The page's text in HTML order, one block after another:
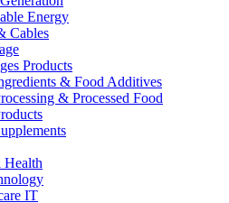
Energy
Cables
Products
& Food Additives
& Processed Food
Health
IT